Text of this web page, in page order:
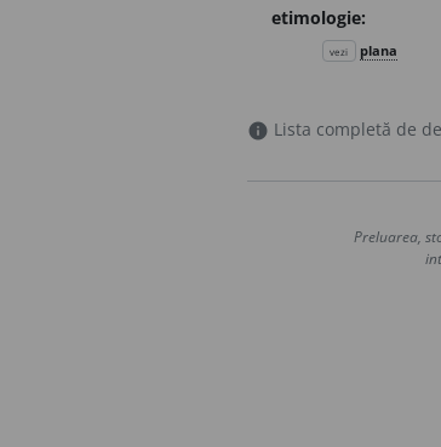
etimologie:
vezi plana
info Lista completă de
Preluarea,